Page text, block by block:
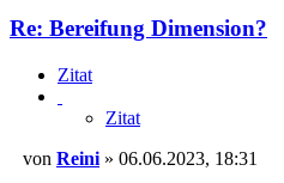
Re: Bereifung Dimension?
Zitat
Zitat
von Reini » 06.06.2023, 18:31